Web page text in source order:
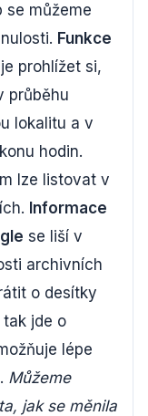
se můžeme
Funkce
prohlížet si,
průběhu
lokalitu a v
hodin.
lze listovat v
Informace
se liší v
archivních
o desítky
tak jde o
lépe
Můžeme
jak se měnila